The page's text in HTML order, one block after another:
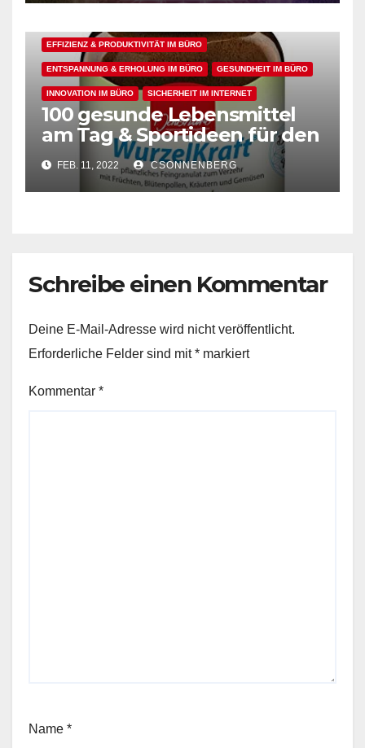
EFFIZIENZ & PRODUKTIVITÄT IM BÜRO
ENTSPANNUNG & ERHOLUNG IM BÜRO GESUNDHEIT IM BÜRO
INNOVATION IM BÜRO SICHERHEIT IM INTERNET
100 gesunde Lebensmittel
am Tag & Sportideen für den
Arbeitsalltag – für einen
gesunden Büroalltag
FEB. 11, 2022 CSONNENBERG
Schreibe einen Kommentar
Deine E-Mail-Adresse wird nicht veröffentlicht.
Erforderliche Felder sind mit* markiert
Kommentar *
Name *